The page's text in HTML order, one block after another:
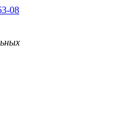
08